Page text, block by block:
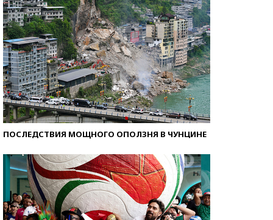
ПОСЛЕДСТВИЯ МОЩНОГО ОПОЛЗНЯ В ЧУНЦИНЕ